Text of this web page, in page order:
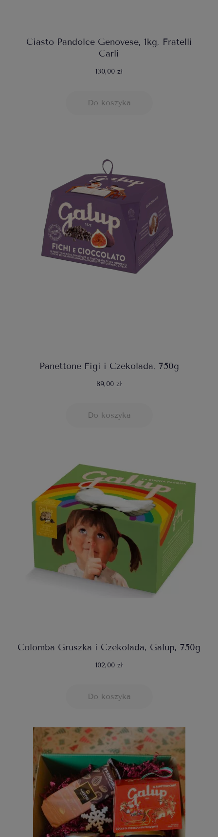
Ciasto Pandolce Genovese, 1kg, Fratelli
Carli
130,00 zł
Do koszyka
Panettone Figi i Czekolada, 750g
89,00 zł
Do koszyka
Colomba Gruszka i Czekolada, Galup, 750g
102,00 zł
Do koszyka